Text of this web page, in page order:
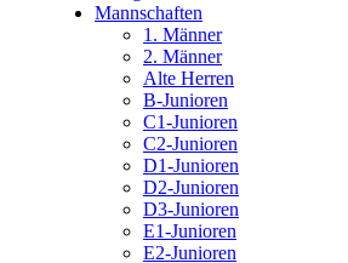
Mannschaften
1. Männer
2. Männer
Alte Herren
B-Junioren
C1-Junioren
C2-Junioren
D1-Junioren
D2-Junioren
D3-Junioren
E1-Junioren
E2-Junioren